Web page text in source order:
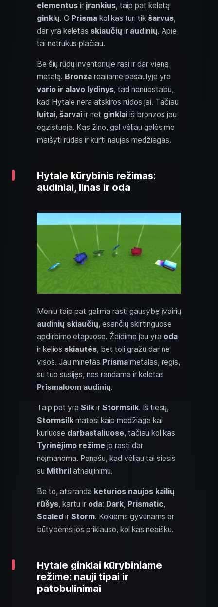
elementus ir įrankius, taip pat keletą
ginklų. O Prisma kol kas turi tik šarvus,
dar yra keletas skiaučių ir audinių. Apie
tai netrukus plačiau.
Be šių rūdų inventoriuje rasi ir dar vieną
metalą. Bronza realiame pasaulyje yra
vario ir alavo lydinys, tad nenuostabu,
kad Hytale nėra atskiros rūdos jai. Tačiau
luitai, šarvai ir net ginklai iš bronzos jau
egzistuoja. Kas žino, gal vėliau galėsime
maišyti rūdas ir kurti naujas medžiagas.
Hytale kūrybinis režimas:
audiniai, linas ir oda
Meniu taip pat galima rasti gausybę įvairių
audinių skiaučių, esančių skirtinguose
apdirbimo etapuose. Žaidime jau yra oda
ir kelios skiautės, bet toli gražu dar ne
visos. Jau minėtas Prisma metalas, regis,
su tuo susijęs, nes randama ir keletas
Prismaloom audinių.
Taip pat yra Silk ir Stormsilk. Iš tiesų,
Stormsilk matosi kaip medžiaga kai
kuriuose darbastaliuose, tačiau kol kas
Tyrinėjimo režime jo rasti dar
neįmanoma. Panašu, kad vėliau tai siesis
su Mithril atnaujinimu.
Be to, atsiranda keturios naujos kailių
rūšys, kartu ir oda: Dark, Prismatic,
Scaled ir Storm. Kokiems gyvūnams ar
būtybėms jos priklauso, kol kas neaišku.
Hytale ginklai kūrybiniame
režime: nauji tipai ir
patobulinimai